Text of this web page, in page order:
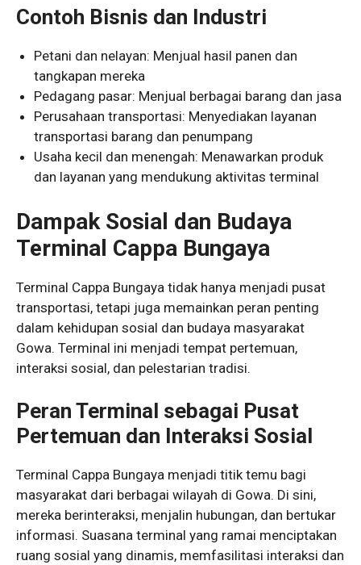
Contoh Bisnis dan Industri
Petani dan nelayan: Menjual hasil panen dan
tangkapan mereka
Pedagang pasar: Menjual berbagai barang dan jasa
Perusahaan transportasi: Menyediakan layanan
transportasi barang dan penumpang
Usaha kecil dan menengah: Menawarkan produk
dan layanan yang mendukung aktivitas terminal
Dampak Sosial dan Budaya
Terminal Cappa Bungaya
Terminal Cappa Bungaya tidak hanya menjadi pusat
transportasi, tetapi juga memainkan peran penting
dalam kehidupan sosial dan budaya masyarakat
Gowa. Terminal ini menjadi tempat pertemuan,
interaksi sosial, dan pelestarian tradisi.
Peran Terminal sebagai Pusat
Pertemuan dan Interaksi Sosial
Terminal Cappa Bungaya menjadi titik temu bagi
masyarakat dari berbagai wilayah di Gowa. Di sini,
mereka berinteraksi, menjalin hubungan, dan bertukar
informasi. Suasana terminal yang ramai menciptakan
ruang sosial yang dinamis, memfasilitasi interaksi dan